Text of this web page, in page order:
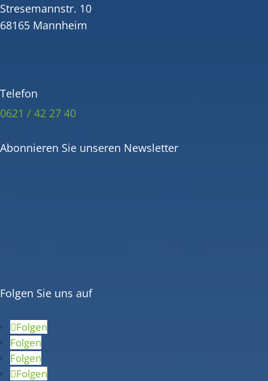
Stresemannstr. 10
68165 Mannheim
Telefon
0621 / 42 27 40
Abonnieren Sie unseren Newsletter
Folgen Sie uns auf
Folgen
Folgen
Folgen
Folgen